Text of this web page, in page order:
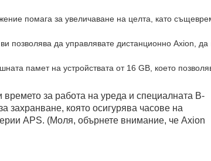
помага за увеличаване на целта, като
позволява да управлявате дистанционно
памет на устройствата от 16 GB, което
за работа на уреда и специалната B-
захранване, която осигурява часове на
APS. (Моля, обърнете внимание, че Axion